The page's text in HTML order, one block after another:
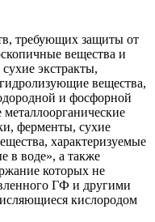
требующих защиты от
вещества и
экстракты,
вещества,
и фосфорной
ферменты, сухие
характеризуемые
в воде», а также
которых не
ГФ и другими
кислородом